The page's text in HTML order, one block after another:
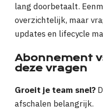
lang doorbetaalt.
overzichtelijk, maar
updates en lifecycle
Abonnement
deze vragen
Groeit je team snel?
afschalen belangrijk.